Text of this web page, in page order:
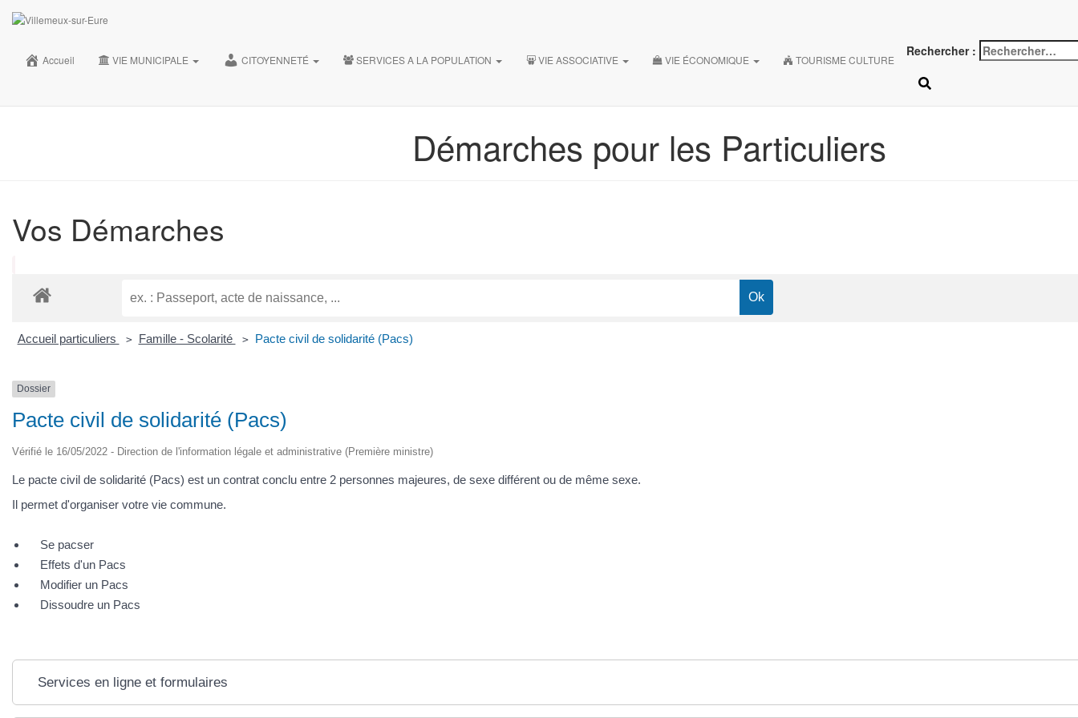
35, Grande rue 28210 Villemeux-sur-Eure
Accueil VIE MUNICIPALE CITOYENNETÉ SERVICES A LA POPULATION VIE ASSOCIATIVE VIE ÉCONOMIQUE TOURISME CULTURE
Rechercher :
Démarches pour les Particuliers
Vos Démarches
Accueil particuliers > Famille - Scolarité > Pacte civil de solidarité (Pacs)
Dossier
Pacte civil de solidarité (Pacs)
Vérifié le 16/05/2022 - Direction de l'information légale et administrative (Première ministre)
Le pacte civil de solidarité (Pacs) est un contrat conclu entre 2 personnes majeures, de sexe différent ou de même sexe.
Il permet d'organiser votre vie commune.
Se pacser
Effets d'un Pacs
Modifier un Pacs
Dissoudre un Pacs
Services en ligne et formulaires